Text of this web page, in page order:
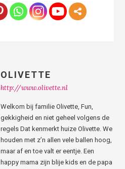
OLIVETTE
http://www.olivette.nl
Welkom bij familie Olivette, Fun,
gekkigheid en niet geheel volgens de
regels Dat kenmerkt huize Olivette. We
houden met z’n allen vele ballen hoog,
maar af en toe valt er eentje. Een
happy mama zijn blije kids en de papa